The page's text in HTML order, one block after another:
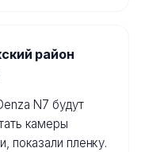
район
N7 будут
камеры
показали пленку.